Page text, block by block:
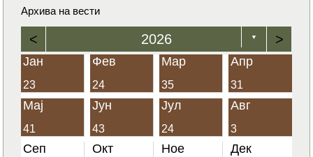
Архива на вести
< 2026 ▼ >
Јан
23
Фев
24
Мар
35
Апр
31
Мај
41
Јун
43
Јул
24
Авг
3
Сеп Окт Ное Дек